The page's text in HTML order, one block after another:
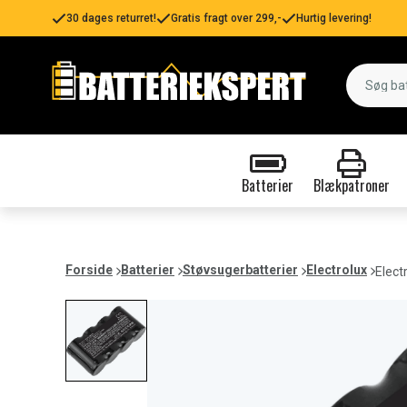
30 dages returret! Gratis fragt over 299,- Hurtig levering!
Batterier Blækpatroner
Forside Batterier Støvsugerbatterier Electrolux